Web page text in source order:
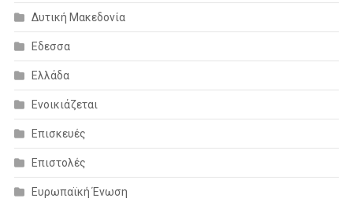
Δυτική Μακεδονία
Εδεσσα
Ελλάδα
Ενοικιάζεται
Επισκευές
Επιστολές
Ευρωπαϊκή Ένωση